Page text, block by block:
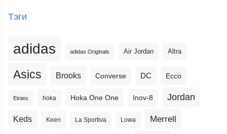
Тэги
adidas adidas Originals Air Jordan Altra
Asics Brooks Converse DC Ecco
Etnies hoka Hoka One One Inov-8 Jordan
Keds Keen La Sportiva Lowa Merrell